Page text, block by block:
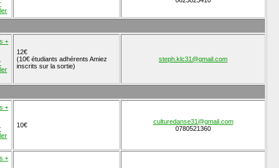
+
12€
(10€ étudiants adhérents Amiez
inscrits sur la sortie)
steph.klc31@gmail.com
+
10€
culturedanse31@gmail.com
0780521360
+